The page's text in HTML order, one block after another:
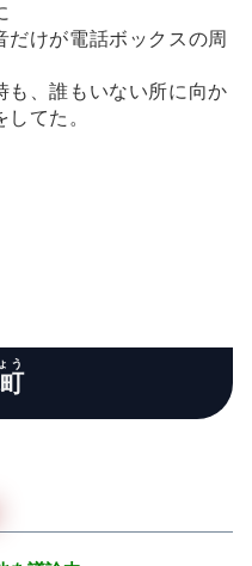
だけが電話ボックスの周
も、誰もいない所に向か
てた。
う